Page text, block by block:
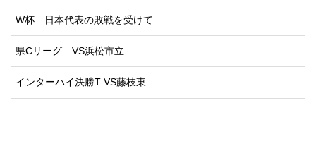
W杯 日本代表の敗戦を受けて
県Cリーグ VS浜松市立
インターハイ決勝T VS藤枝東